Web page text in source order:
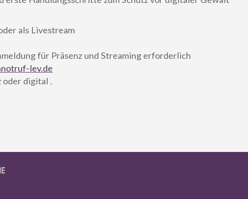
als Livestream
für Präsenz und Streaming erforderlich
lev.de
oder digital .